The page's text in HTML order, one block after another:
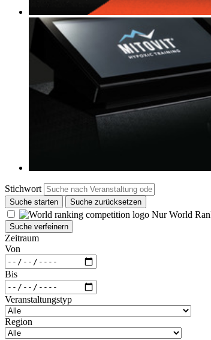
Stichwort
Suche starten Suche zurücksetzen
Nur World
Suche verfeinern
Zeitraum
Von
Bis
Veranstaltungstyp
Region